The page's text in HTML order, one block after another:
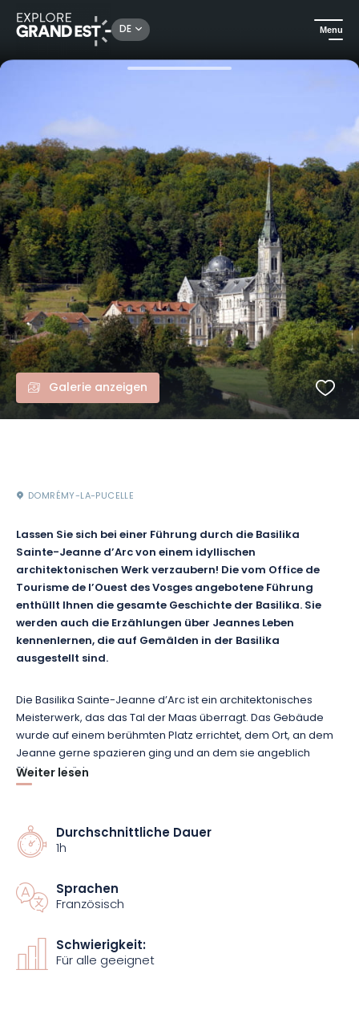
DE Menu
Sehenswertes in der Region Grand Est Geführte Tour durch die Basilika Sainte-Jeanne-d'Arc
Galerie anzeigen
DOMRÉMY-LA-PUCELLE
Lassen Sie sich bei einer Führung durch die Basilika
Sainte-Jeanne d’Arc von einem idyllischen
architektonischen Werk verzaubern! Die vom Office de
Tourisme de l’Ouest des Vosges angebotene Führung
enthüllt Ihnen die gesamte Geschichte der Basilika. Sie
werden auch die Erzählungen über Jeannes Leben
kennenlernen, die auf Gemälden in der Basilika
ausgestellt sind.
Die Basilika Sainte-Jeanne d’Arc ist ein architektonisches
Meisterwerk, das das Tal der Maas überragt. Das Gebäude
wurde auf einem berühmten Platz errichtet, dem Ort, an dem
Jeanne gerne spazieren ging und an dem sie angeblich
Stimmen hörte.
Gemälde, die das Leben von Jeanne, einem Kind des Landes,
prägen.Neben der Besichtigung des Gebäudes umfasst das
Westvogesen.
Spaziergang, um eine faszinierende Geschichte zu
entdecken!
Weiter lesen
Durchschnittliche Dauer
1h
Sprachen
Französisch
Schwierigkeit:
Für alle geeignet